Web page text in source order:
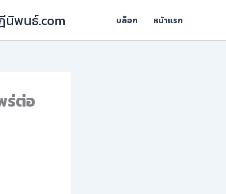
นิพนธ์.com บล็อก หน้าแรก
ร่ต่อ